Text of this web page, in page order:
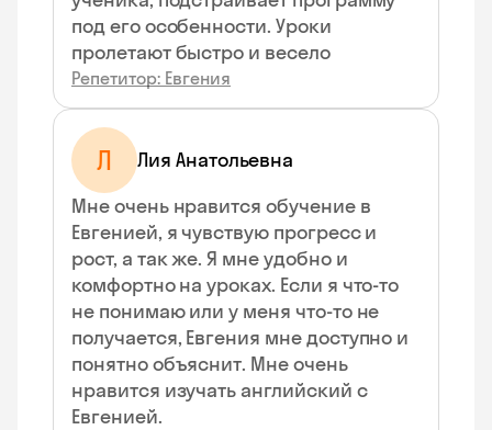
под его особенности. Уроки
пролетают быстро и весело
Репетитор: Евгения
Л
Лия Анатольевна
Мне очень нравится обучение в
Евгенией, я чувствую прогресс и
рост, а так же. Я мне удобно и
комфортно на уроках. Если я что-то
не понимаю или у меня что-то не
получается, Евгения мне доступно и
понятно объяснит. Мне очень
нравится изучать английский с
Евгенией.